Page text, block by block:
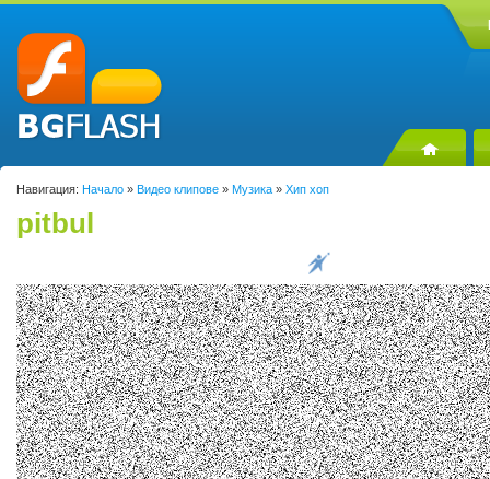
Навигация: Начало » Видео клипове » Музика » Хип хоп
pitbul